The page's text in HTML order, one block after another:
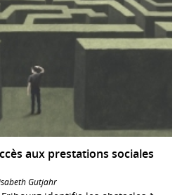
aux prestations sociales
Gutjahr